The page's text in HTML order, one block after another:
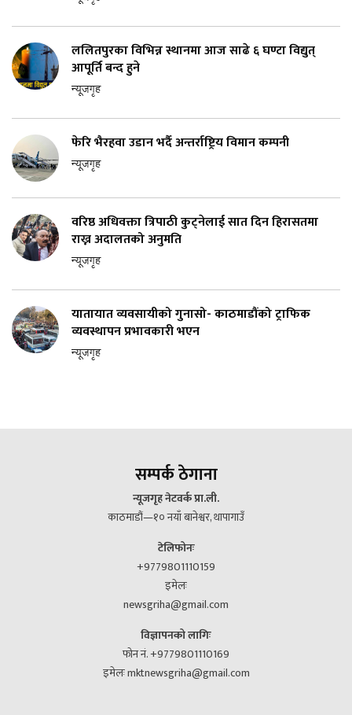
ललितपुरका विभिन्न स्थानमा आज साढे ६ घण्टा विद्युत्
आपूर्ति बन्द हुने
न्यूजगृह
फेरि भैरहवा उडान भर्दै अन्तर्राष्ट्रिय विमान कम्पनी
न्यूजगृह
वरिष्ठ अधिवक्ता त्रिपाठी कुट्नेलाई सात दिन हिरासतमा
राख्न अदालतको अनुमति
न्यूजगृह
यातायात व्यवसायीको गुनासो- काठमाडौंको ट्राफिक
व्यवस्थापन प्रभावकारी भएन
न्यूजगृह
सम्पर्क ठेगाना
न्यूजगृह नेटवर्क प्रा.ली.
काठमाडौं—१० नयाँ बानेश्वर, थापागाउँ
टेलिफोनः
+9779801110159
इमेलः
newsgriha@gmail.com
विज्ञापनको लागिः
फोन नं. +9779801110169
इमेलः mktnewsgriha@gmail.com